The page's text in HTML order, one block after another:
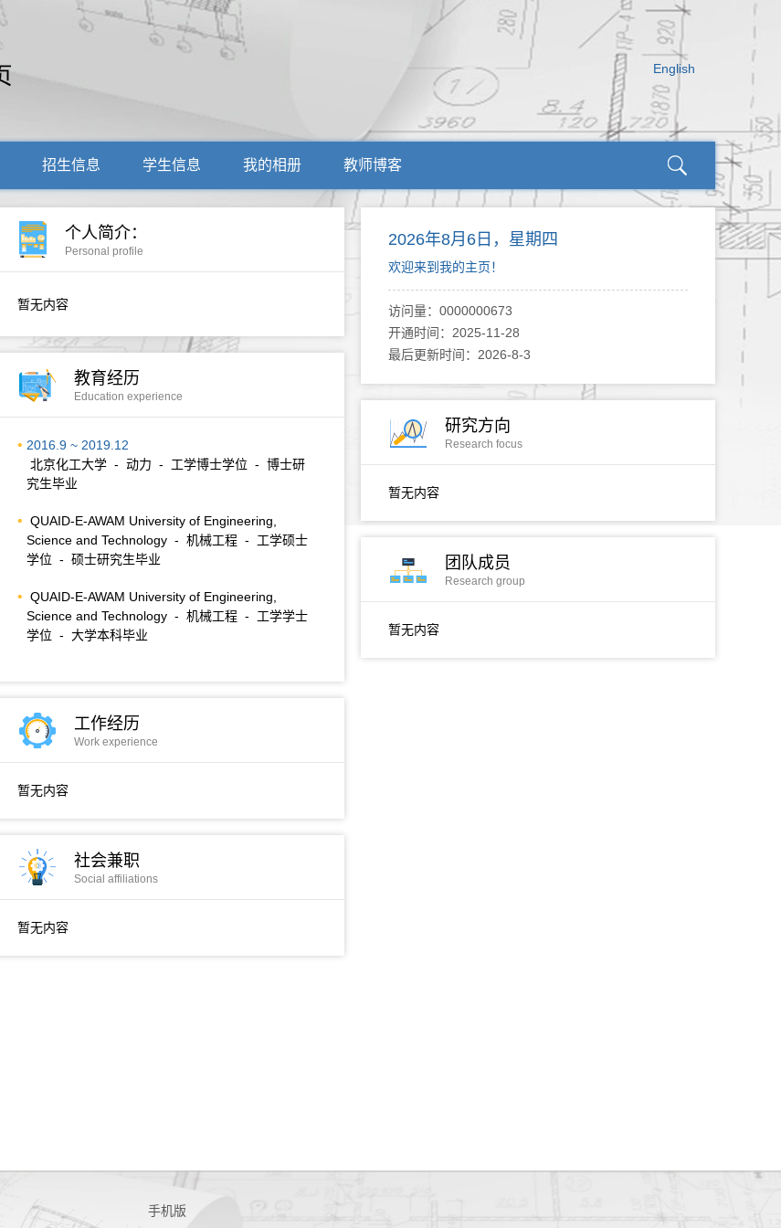
English
招生信息 学生信息 我的相册 教师博客
个人简介：
Personal profile
暂无内容
教育经历
Education experience
2016.9 ~ 2019.12
北京化工大学 - 动力 - 工学博士学位 - 博士研
究生毕业
QUAID-E-AWAM University of Engineering,
Science and Technology - 机械工程 - 工学硕士
学位 - 硕士研究生毕业
QUAID-E-AWAM University of Engineering,
Science and Technology - 机械工程 - 工学学士
学位 - 大学本科毕业
工作经历
Work experience
暂无内容
社会兼职
Social affiliations
暂无内容
2026年8月6日，星期四
欢迎来到我的主页！
访问量： 0000000673
开通时间： 2025-11-28
最后更新时间： 2026-8-3
研究方向
Research focus
暂无内容
团队成员
Research group
暂无内容
手机版